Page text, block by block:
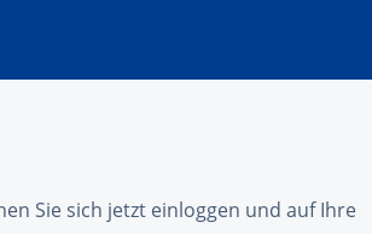
Sie sich jetzt einloggen und auf Ihre